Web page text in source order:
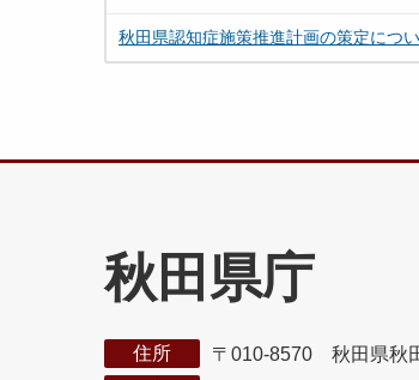
秋田県認知症施策推進計画の策定につ
秋田県庁
住所
〒010-8570 秋田県秋